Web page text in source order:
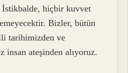
İstikbalde, hiçbir kuvvet
Bizler, bütün
tarihimizden ve
insan ateşinden alıyoruz.